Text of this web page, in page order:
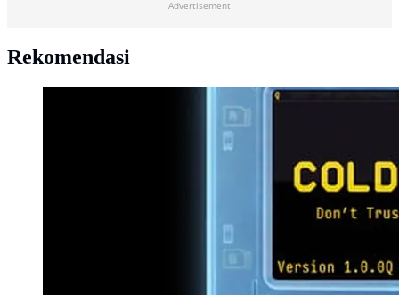
Advertisement
Rekomendasi